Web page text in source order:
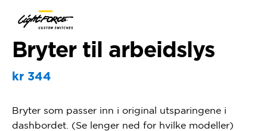
Bryter til arbeidslys
kr344
Bryter som passer inn i original utsparingene i
dashbordet. (Se lenger ned for hvilke modeller)